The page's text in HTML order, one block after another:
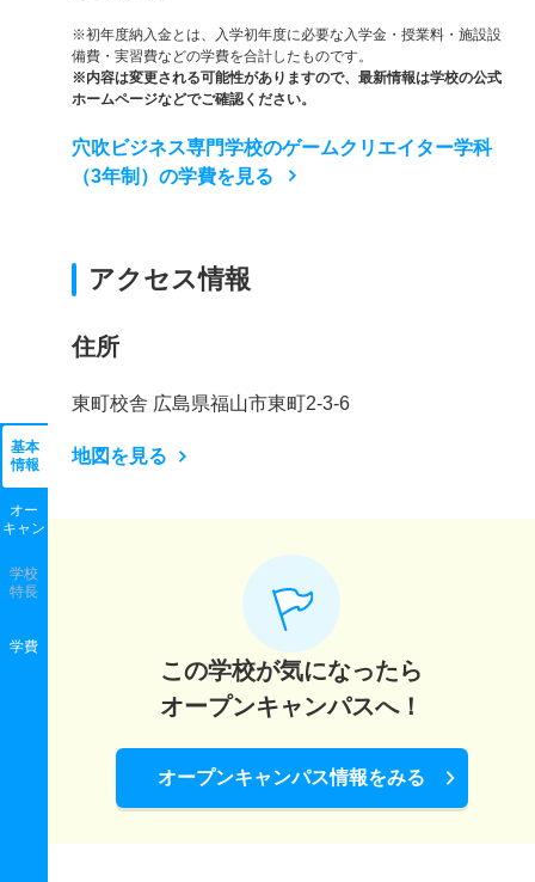
基本
情報
オー
キャン
学校
特長
学費
※初年度納入金とは、入学初年度に必要な入学金・授業料・施設設
備費・実習費などの学費を合計したものです。
※内容は変更される可能性がありますので、最新情報は学校の公式
ホームページなどでご確認ください。
穴吹ビジネス専門学校のゲームクリエイター学科
（3年制）の学費を見る
アクセス情報
住所
東町校舎 広島県福山市東町2-3-6
地図を見る
この学校が気になったら
オープンキャンパスへ！
オープンキャンパス情報をみる